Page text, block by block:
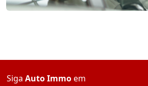
Siga Auto Immoem